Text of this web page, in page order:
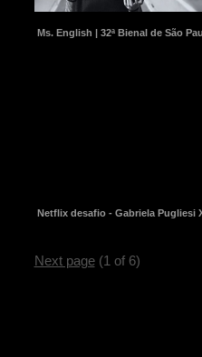
Ms. English | 32ª Bienal de São
Netflix desafio - Gabriela Pugliesi
Next page (1 of 6)